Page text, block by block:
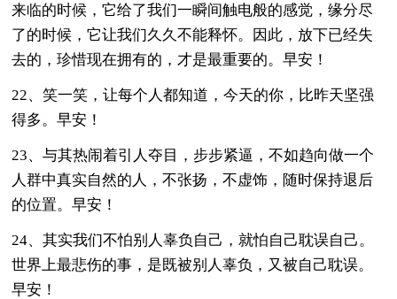
来临的时候，它给了我们一瞬间触电般的感觉，缘分尽
了的时候，它让我们久久不能释怀。因此，放下已经失
去的，珍惜现在拥有的，才是最重要的。早安！
22、笑一笑，让每个人都知道，今天的你，比昨天坚强
得多。早安！
23、与其热闹着引人夺目，步步紧逼，不如趋向做一个
人群中真实自然的人，不张扬，不虚饰，随时保持退后
的位置。早安！
24、其实我们不怕别人辜负自己，就怕自己耽误自己。
世界上最悲伤的事，是既被别人辜负，又被自己耽误。
早安！